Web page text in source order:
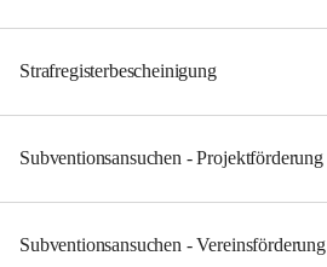
Strafregisterbescheinigung
Subventionsansuchen - Projektförderung
Subventionsansuchen - Vereinsförderung